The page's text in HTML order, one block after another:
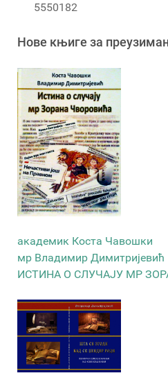
5550182
Новe књигe за
академик Коста Чавошки
мр Владимир Димитријевић
ИСТИНА О СЛУЧАЈУ МР